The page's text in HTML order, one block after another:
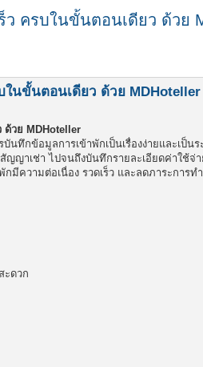
ครบในขั้นตอนเดียว ด้วย
ในขั้นตอนเดียว ด้วย MDHoteller
ด้วย MDHoteller
บันทึกข้อมูลการเข้าพักเป็นเรื่องง่ายและเป็
ญญาเช่า ไปจนถึงบันทึกรายละเอียดค่าใช้จ่
มีความต่อเนื่อง รวดเร็ว และลดภาระการ
ะดวก